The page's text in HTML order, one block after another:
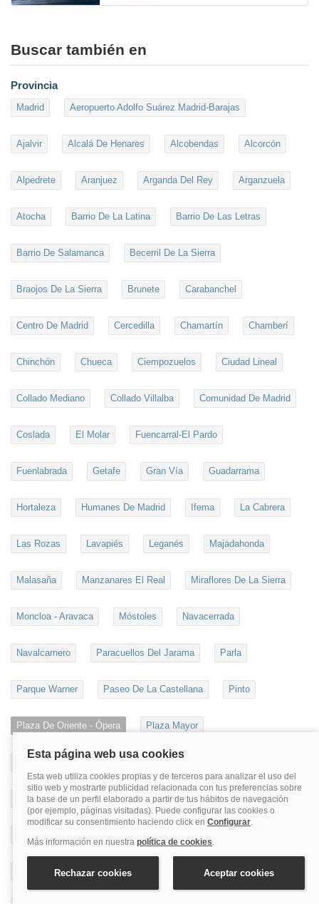
Buscar también en
Provincia
Madrid Aeropuerto Adolfo Suárez Madrid-Barajas
Ajalvir Alcalá De Henares Alcobendas Alcorcón
Alpedrete Aranjuez Arganda Del Rey Arganzuela
Atocha Barrio De La Latina Barrio De Las Letras
Barrio De Salamanca Becerril De La Sierra
Braojos De La Sierra Brunete Carabanchel
Centro De Madrid Cercedilla Chamartín Chamberí
Chinchón Chueca Ciempozuelos Ciudad Lineal
Collado Mediano Collado Villalba Comunidad De Madrid
Coslada El Molar Fuencarral-El Pardo
Fuenlabrada Getafe Gran Vía Guadarrama
Hortaleza Humanes De Madrid Ifema La Cabrera
Las Rozas Lavapiés Leganés Majadahonda
Malasaña Manzanares El Real Miraflores De La Sierra
Moncloa - Aravaca Móstoles Navacerrada
Navalcarnero Paracuellos Del Jarama Parla
Parque Warner Paseo De La Castellana Pinto
Plaza De Oriente - Ópera Plaza Mayor
Pozuelo De Alarcón
Rascafría Retiro Rivas Robledo De Chavela
San Blas
San Fernando De Henares San Lorenzo Del Escorial